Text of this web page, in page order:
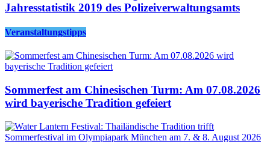
Jahresstatistik 2019 des Polizeiverwaltungsamts
Veranstaltungstipps
Sommerfest am Chinesischen Turm: Am 07.08.2026
wird bayerische Tradition gefeiert